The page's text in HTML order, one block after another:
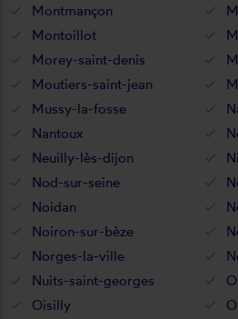
Montmançon
Montoillot
Morey-saint-denis
Moutiers-saint-jean
Mussy-la-fosse
Nantoux
Neuilly-lès-dijon
Nod-sur-seine
Noidan
Noiron-sur-bèze
Norges-la-ville
Nuits-saint-georges
Oisilly